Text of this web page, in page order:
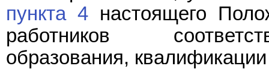
пункта 4 настоящего
работников
образования,